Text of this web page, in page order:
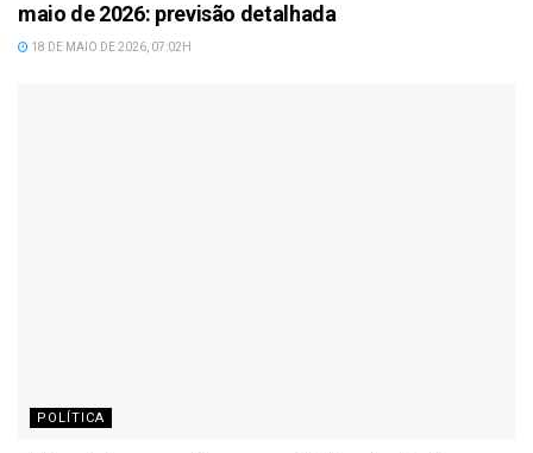
maio de 2026: previsão detalhada
18 DE MAIO DE 2026, 07:02H
POLÍTICA